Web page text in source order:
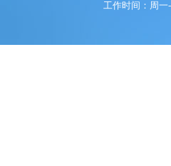
工作时间：周一